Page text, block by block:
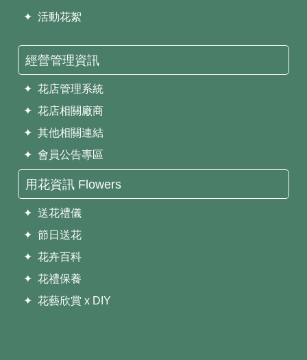
✦ 活動花絮
經營管理資訊
✦ 花店管理系統
✦ 花店相關廠商
✦ 其他相關連結
✦ 會員公告專區
用花資訊 Flowers
✦ 送花禮儀
✦ 節日送花
✦ 花卉百科
✦ 花禮保養
✦ 花藝欣賞 x DIY